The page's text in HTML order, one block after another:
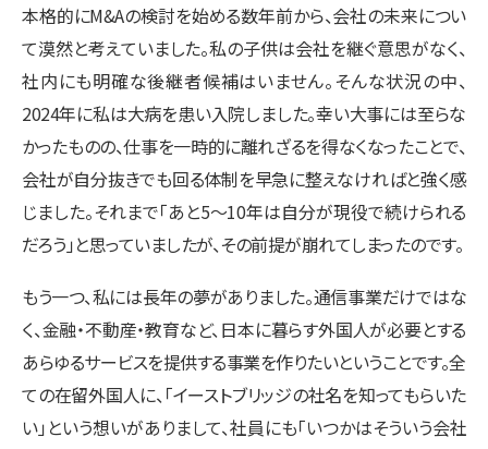
本格的にM&Aの検討を始める数年前から、会社の未来につい
て漠然と考えていました。私の子供は会社を継ぐ意思がなく、
社内にも明確な後継者候補はいません。そんな状況の中、
2024年に私は大病を患い入院しました。幸い大事には至らな
かったものの、仕事を一時的に離れざるを得なくなったことで、
会社が自分抜きでも回る体制を早急に整えなければと強く感
じました。それまで「あと5〜10年は自分が現役で続けられる
だろう」と思っていましたが、その前提が崩れてしまったのです。
もう一つ、私には長年の夢がありました。通信事業だけではな
く、金融・不動産・教育など、日本に暮らす外国人が必要とする
あらゆるサービスを提供する事業を作りたいということです。全
ての在留外国人に、「イーストブリッジの社名を知ってもらいた
い」という想いがありまして、社員にも「いつかはそういう会社